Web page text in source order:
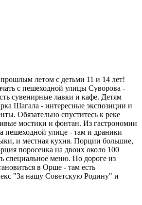
летом с детьми 11 и 14 лет!
с пешеходной улицы Суворова -
сувенирные лавки и кафе. Детям
Шагала - интересные экспозиции и
Обязательно спуститесь к реке
мостики и фонтан. Из гастрономии
пешеходной улице - там и драники
и местная кухня. Порции большие,
поросенка на двоих около 100
специальное меню. По дороге из
в Орше - там есть
"За нашу Советскую Родину" и